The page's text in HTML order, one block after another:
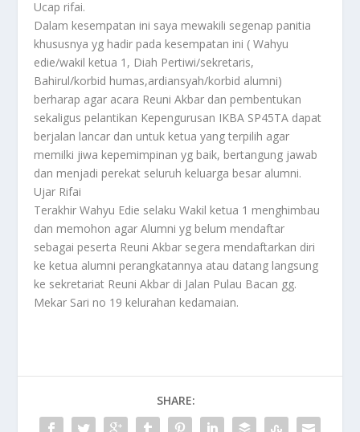
Ucap rifai.
Dalam kesempatan ini saya mewakili segenap panitia
khususnya yg hadir pada kesempatan ini ( Wahyu
edie/wakil ketua 1, Diah Pertiwi/sekretaris,
Bahirul/korbid humas,ardiansyah/korbid alumni)
berharap agar acara Reuni Akbar dan pembentukan
sekaligus pelantikan Kepengurusan IKBA SP45TA dapat
berjalan lancar dan untuk ketua yang terpilih agar
memilki jiwa kepemimpinan yg baik, bertangung jawab
dan menjadi perekat seluruh keluarga besar alumni.
Ujar Rifai
Terakhir Wahyu Edie selaku Wakil ketua 1 menghimbau
dan memohon agar Alumni yg belum mendaftar
sebagai peserta Reuni Akbar segera mendaftarkan diri
ke ketua alumni perangkatannya atau datang langsung
ke sekretariat Reuni Akbar di Jalan Pulau Bacan gg.
Mekar Sari no 19 kelurahan kedamaian.
SHARE: